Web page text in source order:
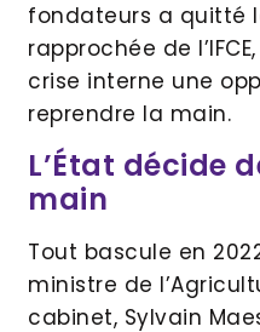
fondateurs a quitté
rapprochée de
crise interne une
reprendre la main.
L’État décide
main
Tout bascule en
ministre de
cabinet, Sylvain